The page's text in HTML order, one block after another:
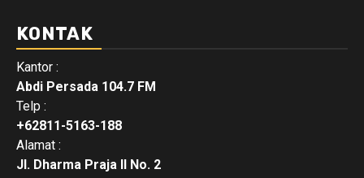
KONTAK
Kantor :
Abdi Persada 104.7 FM
Telp :
+62811-5163-188
Alamat :
Jl. Dharma Praja II No. 2